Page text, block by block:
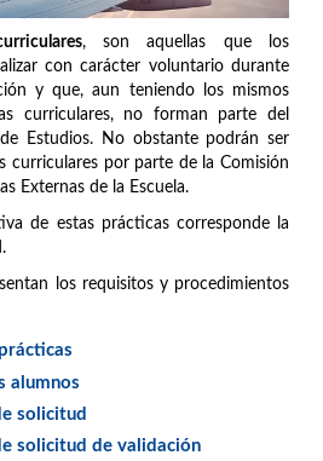
, son aquellas que los
con carácter voluntario durante
y que, aun teniendo los mismos
curriculares, no forman parte del
Estudios. No obstante podrán ser
curriculares por parte de la Comisión
Externas de la Escuela.
de estas prácticas corresponde la
los requisitos y procedimientos
alumnos
solicitud
solicitud de validación